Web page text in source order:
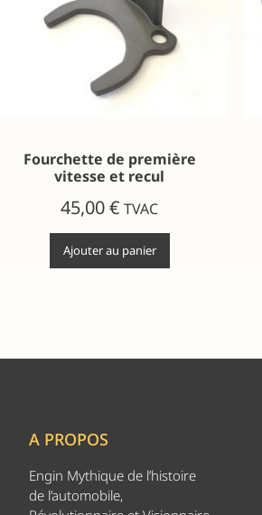
Fourchette de première
vitesse et recul
45,00€ TVAC
Ajouter au panier
A PROPOS
Engin Mythique de l’histoire
de l’automobile,